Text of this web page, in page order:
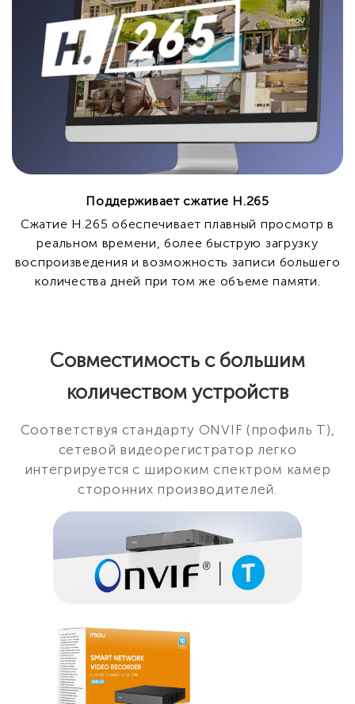
Поддерживает сжатие H.265
Сжатие H.265 обеспечивает плавный просмотр в
реальном времени, более быструю загрузку
воспроизведения и возможность записи большего
количества дней при том же объеме памяти.
Совместимость с большим
количеством устройств
Соответствуя стандарту ONVIF (профиль T),
сетевой видеорегистратор легко
интегрируется с широким спектром камер
сторонних производителей.